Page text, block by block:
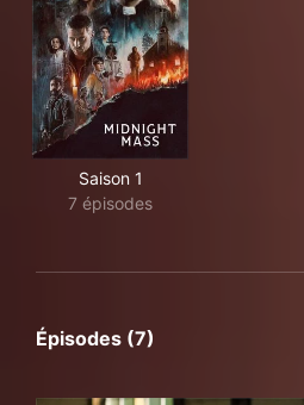
Saison 1
7 épisodes
Épisodes (7)